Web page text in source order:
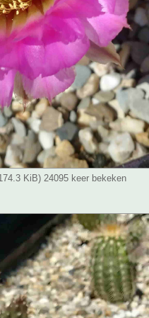
KiB) 24095 keer bekeken